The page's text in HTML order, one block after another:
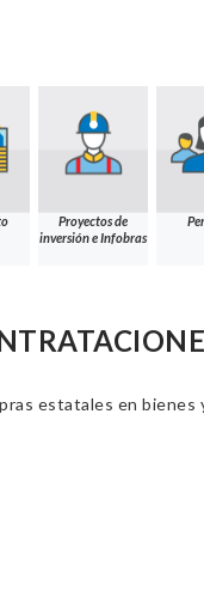
Proyectos de
inversión e Infobras
estatales en